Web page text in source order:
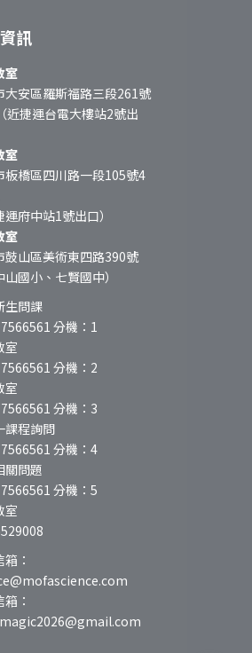
訊
室
大安區羅斯福路三段261號
近捷運台電大樓站2號出
室
板橋區四川路一段105號4
運府中站1號出口）
室
鼓山區美術東四路390號
山國小、七賢國中）
生問課
分機：1
室
分機：2
室
分機：3
課程詢問
分機：4
關問題
分機：5
室
：
：